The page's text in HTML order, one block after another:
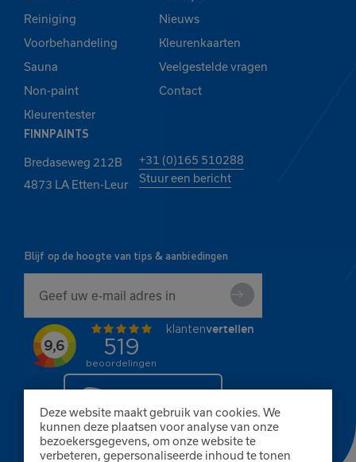
Deze website maakt gebruik van cookies. We
kunnen deze plaatsen voor analyse van onze
bezoekersgegevens, om onze website te
verbeteren, gepersonaliseerde inhoud te tonen
Reiniging
Voorbehandeling
Sauna
Non-paint
Kleurentester
Nieuws
Kleurenkaarten
Veelgestelde vragen
Contact
FINNPAINTS
Bredaseweg 212B
4873 LA Etten-Leur
+31 (0)165 510288
Stuur een bericht
Blijf op de hoogte van tips & aanbiedingen